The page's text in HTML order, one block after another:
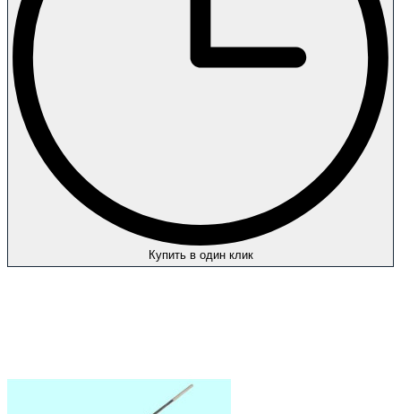
Купить в один клик